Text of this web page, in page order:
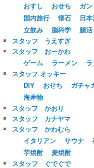
おすし
おせち ガン
国内旅行
懐石 日
立飲み
脳科学 腸活
スタッフ うえすぎ
スタッフ おーかわ
ゲーム
ラーメン
スタッフ オッキー
DIY
おせち ガチャ
海産物
スタッフ かおり
スタッフ カナヤマ
スタッフ かわむら
イタリアン
サウナ
芋焼酎
麦焼酎
スタッフ ぐでぐで